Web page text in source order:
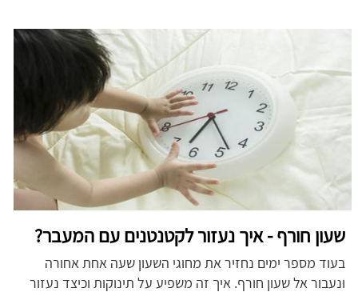
שעון חורף - איך נעזור לקטנטנים עם המעבר?
בעוד מספר ימים נחזיר את מחוגי השעון שעה אחת אחורה
ונעבור אל שעון חורף. איך זה משפיע על תינוקות וכיצד נעזור